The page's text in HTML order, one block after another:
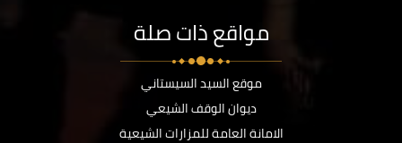
مواقع ذات صلة
موقع السيد السيستاني
ديوان الوقف الشيعي
الامانة العامة للمزارات الشيعية